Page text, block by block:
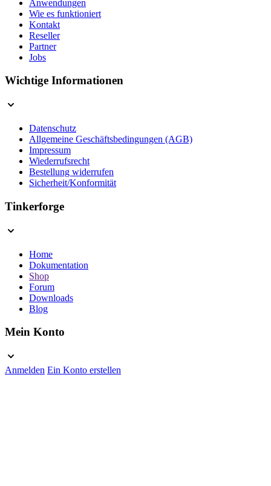
Anwendungen
Wie es funktioniert
Kontakt
Reseller
Partner
Jobs
Wichtige Informationen
Datenschutz
Allgemeine Geschäftsbedingungen (AGB)
Impressum
Wiederrufsrecht
Bestellung widerrufen
Sicherheit/Konformität
Tinkerforge
Home
Dokumentation
Shop
Forum
Downloads
Blog
Mein Konto
Anmelden Ein Konto erstellen